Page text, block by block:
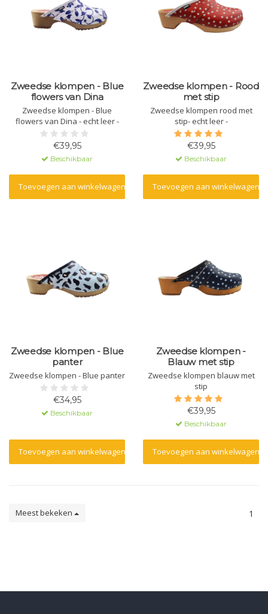
Zweedse klompen - Blue
flowers van Dina
Zweedse klompen - Blue
flowers van Dina - echt leer -
€39,95
Beschikbaar
Toevoegen aan winkelwagen
Zweedse klompen - Rood
met stip
Zweedse klompen rood met
stip- echt leer -
€39,95
Beschikbaar
Toevoegen aan winkelwagen
Zweedse klompen - Blue
panter
Zweedse klompen - Blue panter
€34,95
Beschikbaar
Toevoegen aan winkelwagen
Zweedse klompen -
Blauw met stip
Zweedse klompen blauw met
stip
€39,95
Beschikbaar
Toevoegen aan winkelwagen
Meest bekeken 1